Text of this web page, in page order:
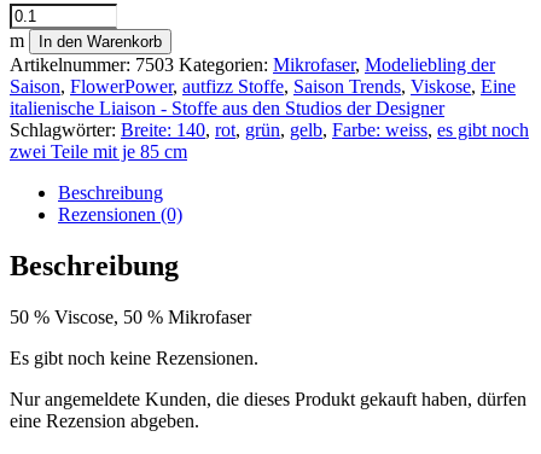
bedruckter
Taft
eines
namhaften
ital.
Modelabels
Menge
m In den Warenkorb
Artikelnummer: 7503 Kategorien: Mikrofaser, Modeliebling der
Saison, FlowerPower, autfizz Stoffe, Saison Trends, Viskose, Eine
italienische Liaison - Stoffe aus den Studios der Designer
Schlagwörter: Breite: 140, rot, grün, gelb, Farbe: weiss, es gibt noch
zwei Teile mit je 85 cm
Beschreibung
Rezensionen (0)
Beschreibung
50 % Viscose, 50 % Mikrofaser
Es gibt noch keine Rezensionen.
Nur angemeldete Kunden, die dieses Produkt gekauft haben, dürfen
eine Rezension abgeben.